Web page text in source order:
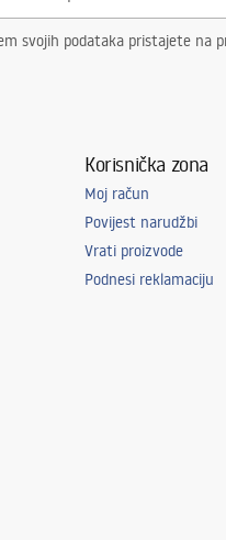
svojih podataka pristajete na
Korisnička zona
Moj račun
Povijest narudžbi
Vrati proizvode
Podnesi reklamaciju